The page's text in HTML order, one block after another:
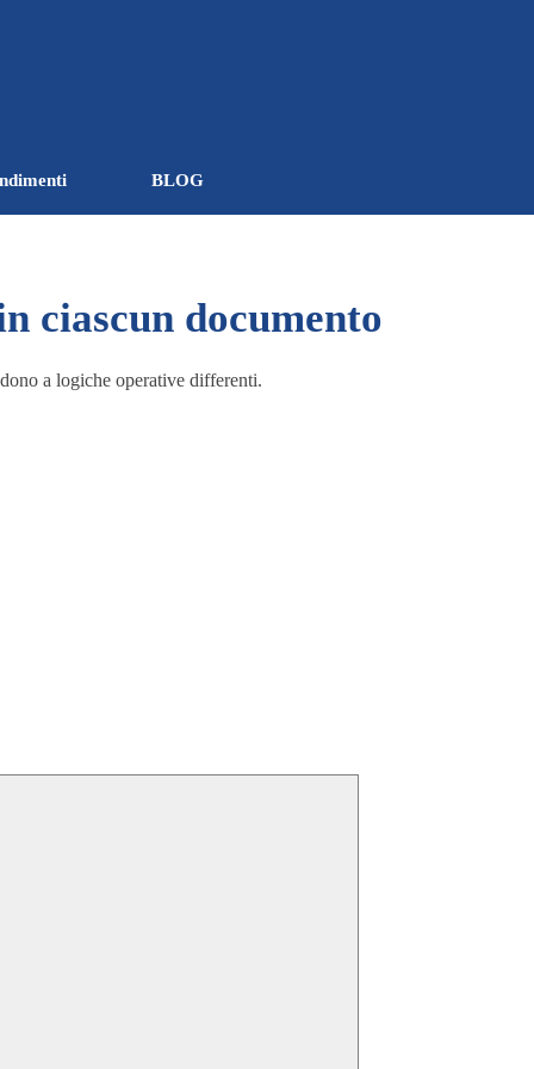
▼
BLOG
ciascun documento
a logiche operative differenti.